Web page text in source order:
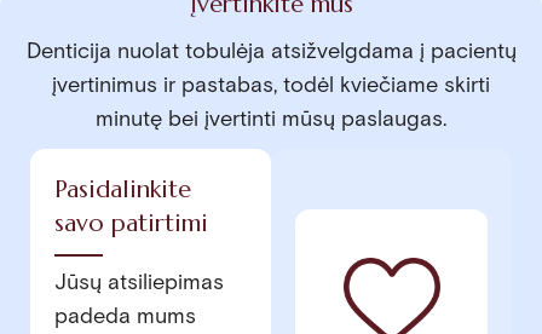
Denticija nuolat tobulėja atsižvelgdama į pacientų
įvertinimus ir pastabas, todėl kviečiame skirti
minutę bei įvertinti mūsų paslaugas.
Pasidalinkite
savo patirtimi
Jūsų atsiliepimas
padeda mums